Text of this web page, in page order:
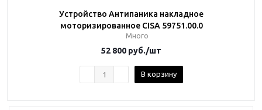
Устройство Антипаника накладное
моторизированное CISA 59751.00.0
Много
52 800 руб./шт
В корзину